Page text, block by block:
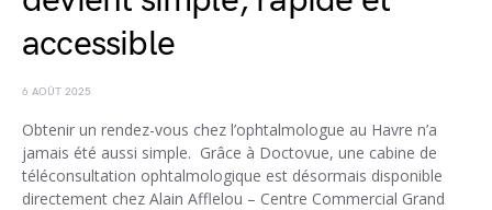
accessible
6 AOÛT 2025
Obtenir un rendez-vous chez l’ophtalmologue au Havre n’a
jamais été aussi simple. Grâce à Doctovue, une cabine de
téléconsultation ophtalmologique est désormais disponible
directement chez Alain Afflelou – Centre Commercial Grand